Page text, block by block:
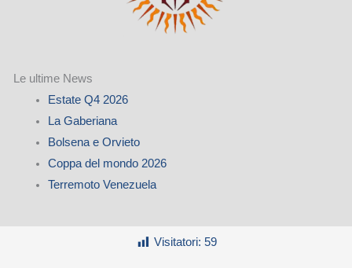
Le ultime News
Estate Q4 2026
La Gaberiana
Bolsena e Orvieto
Coppa del mondo 2026
Terremoto Venezuela
Visitatori: 59